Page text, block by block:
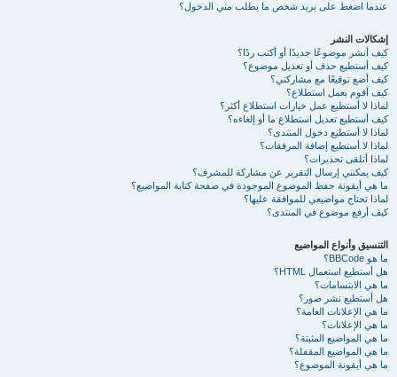
عندما اضغط على بريد شخص ما يطلب مني الدخول؟
إشكالات النشر
كيف أنشر موضوعًا جديدًا أو أكتب ردًا؟
كيف أستطيع حذف أو تعديل موضوع؟
كيف أضع توقيعًا مع مشاركتي؟
كيف أقوم بعمل استطلاع؟
لماذا لا أستطيع عمل خيارات استطلاع أكثر؟
كيف أستطيع تعديل استطلاع ما أو إلغاءه؟
لماذا لا أستطيع دخول المنتدى؟
لماذا لا أستطيع إضافة المرفقات؟
لماذا أتلقى تحذيرات؟
كيف يمكنني إرسال التقرير عن مشاركة للمشرف؟
ما هي أيقونة حفظ الموضوع الموجودة في صفحة كتابة المواضيع؟
لماذا تحتاج مواضيعي للموافقة عليها؟
كيف أرفع موضوع في المنتدى؟
التنسيق وأنواع المواضيع
ما هو BBCode؟
هل أستطيع استعمال HTML؟
ما هي الابتسامات؟
هل أستطيع نشر صور؟
ما هي الإعلانات العامة؟
ما هي الإعلانات؟
ما هي المواضيع المثبتة؟
ما هي المواضيع المقفلة؟
ما هي أيقونة الموضوع؟